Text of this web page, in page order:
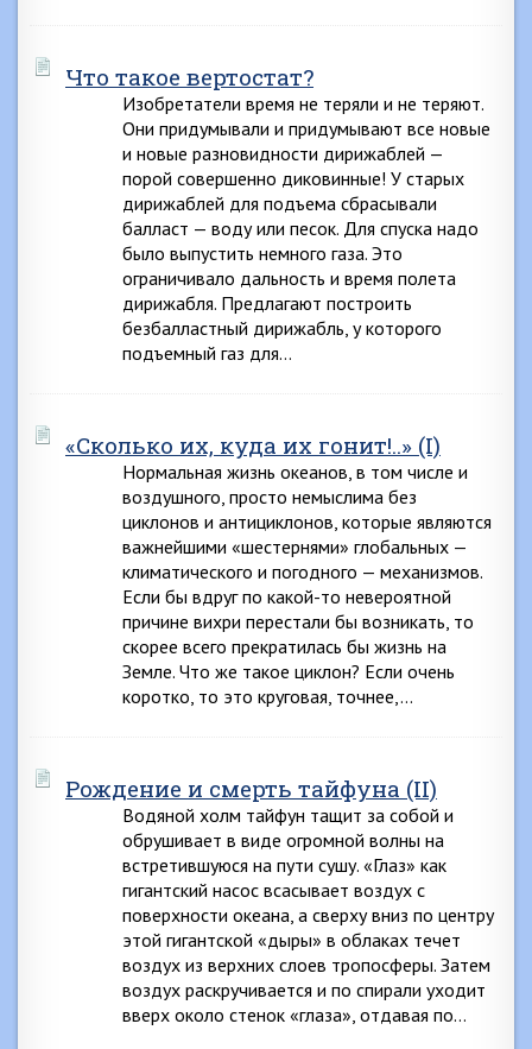
Что такое вертостат?
Изобретатели время не теряли и не теряют.
Они придумывали и придумывают все новые
и новые разновидности дирижаблей —
порой совершенно диковинные! У старых
дирижаблей для подъема сбрасывали
балласт — воду или песок. Для спуска надо
было выпустить немного газа. Это
ограничивало дальность и время полета
дирижабля. Предлагают построить
безбалластный дирижабль, у которого
подъемный газ для…
«Сколько их, куда их гонит!..» (I)
Нормальная жизнь океанов, в том числе и
воздушного, просто немыслима без
циклонов и антициклонов, которые являются
важнейшими «шестернями» глобальных —
климатического и погодного — механизмов.
Если бы вдруг по какой-то невероятной
причине вихри перестали бы возникать, то
скорее всего прекратилась бы жизнь на
Земле. Что же такое циклон? Если очень
коротко, то это круговая, точнее,…
Рождение и смерть тайфуна (II)
Водяной холм тайфун тащит за собой и
обрушивает в виде огромной волны на
встретившуюся на пути сушу. «Глаз» как
гигантский насос всасывает воздух с
поверхности океана, а сверху вниз по центру
этой гигантской «дыры» в облаках течет
воздух из верхних слоев тропосферы. Затем
воздух раскручивается и по спирали уходит
вверх около стенок «глаза», отдавая по…